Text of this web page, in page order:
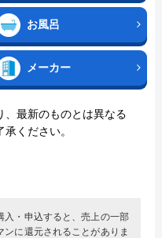
お風呂
メーカー
最新のものとは異なる
ください。
・申込すると、売上の一部
に還元されることがありま